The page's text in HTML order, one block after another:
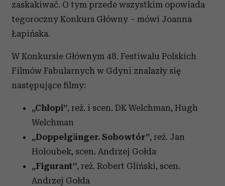
zaskakiwać. O tym przede wszystkim opowiada
tegoroczny Konkurs Główny – mówi Joanna
Łapińska.
W Konkursie Głównym 48. Festiwalu Polskich
Filmów Fabularnych w Gdyni znalazły się
następujące filmy:
„Chłopi”, reż. i scen. DK Welchman, Hugh
Welchman
„Doppelgänger. Sobowtór”, reż. Jan
Holoubek, scen. Andrzej Gołda
„Figurant”, reż. Robert Gliński, scen.
Andrzej Gołda